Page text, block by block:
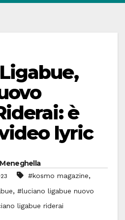
è
lyric
#kosmo magazine,
, #luciano ligabue nuovo
ligabue riderai